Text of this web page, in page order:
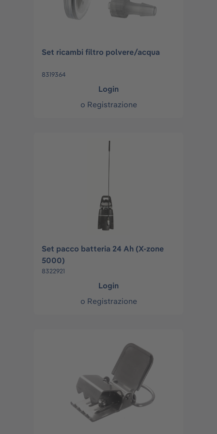
Set ricambi filtro polvere/acqua
8319364
Login
o Registrazione
Set pacco batteria 24 Ah (X-zone
5000)
8322921
Login
o Registrazione